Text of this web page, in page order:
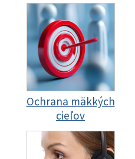
Ochrana mäkkých
cieľov